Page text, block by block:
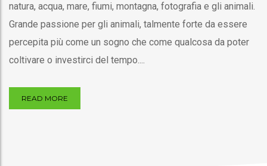
natura, acqua, mare, fiumi, montagna, fotografia e gli animali.
Grande passione per gli animali, talmente forte da essere
percepita più come un sogno che come qualcosa da poter
coltivare o investirci del tempo....
READ MORE